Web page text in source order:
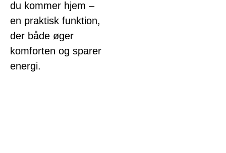
du kommer hjem –
en praktisk funktion,
der både øger
komforten og sparer
energi.